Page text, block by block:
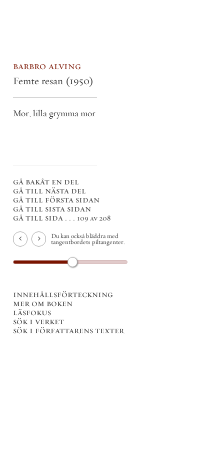
barbro alving
Femte resan (1950)
Mor, lilla grymma mor
gå bakåt en del
gå till nästa del
gå till första sidan
gå till sista sidan
gå till sida . . . 109 av 208
Du kan också bläddra med
tangentbordets piltangenter.
innehållsförteckning
mer om boken
läsfokus
sök i verket
sök i författarens texter